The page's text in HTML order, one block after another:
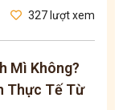
327 lượt xem
Mì Không?
Thực Tế Từ